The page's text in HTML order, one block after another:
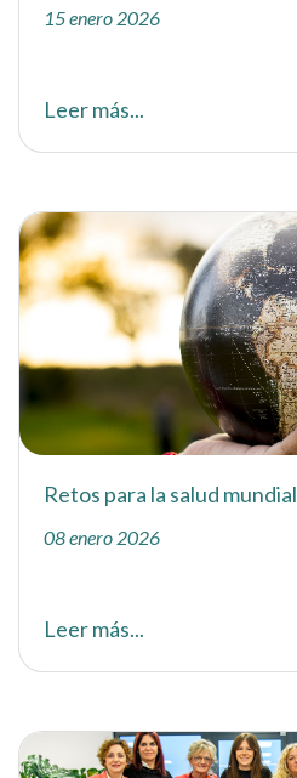
15 enero 2026
Leer más...
Retos para la salud mundial
08 enero 2026
Leer más...